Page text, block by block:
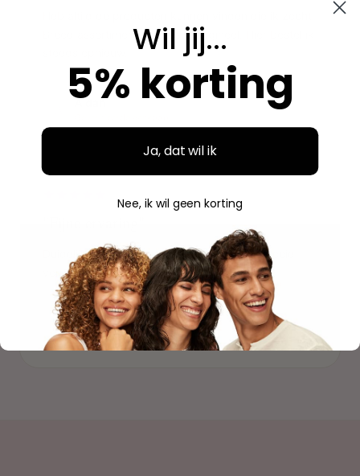
Breed assortiment en alles is origineel. Hier bestel ik
Aidan
"
Duidelijke website, makkelijk bestellen en mooie
verpakking. Volgende keer weer.
S Savannah
Geverifieerde aankoop
Wil jij...
5% korting
Ja, dat wil ik
Nee, ik wil geen korting